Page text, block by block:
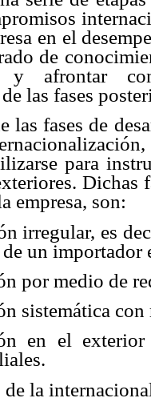
en el
de
y afrontar
las fases
las fases de
para
Dichas
empresa, son:
irregular, es
un importador
por medio de
sistemática
en el
de la